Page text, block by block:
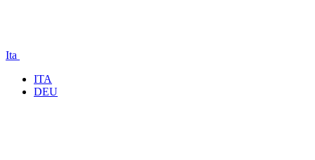
Ita
ITA
DEU